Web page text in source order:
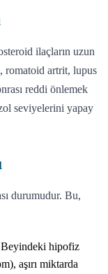
ilaçların uzun
romatoid artrit, lupus
reddi önlemek
seviyelerini yapay
durumudur. Bu,
Beyindeki hipofiz
aşırı miktarda